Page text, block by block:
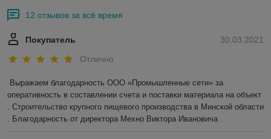
12 отзывов за всё время
30.03.2021
Покупатель
Отлично
Выражаем благодарность ООО «Промышленные сети» за
оперативность в составлении счета и поставки материала на объект
. Строительство крупного пищевого производства в Минской области
. Благодарность от директора Мехно Виктора Ивановича .